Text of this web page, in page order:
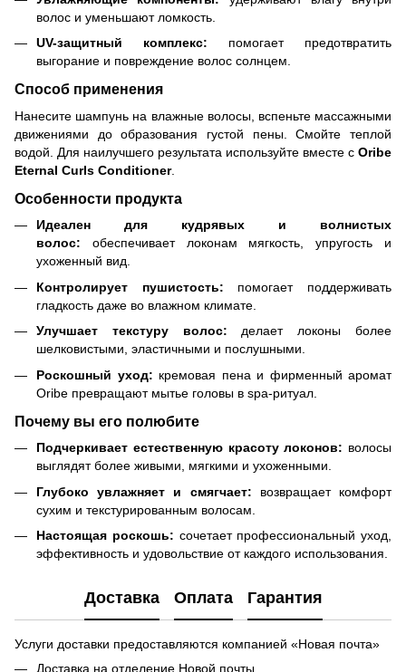
волос и уменьшают ломкость.
UV-защитный комплекс: помогает предотвратить
выгорание и повреждение волос солнцем.
Способ применения
Нанесите шампунь на влажные волосы, вспеньте массажными
движениями до образования густой пены. Смойте теплой
водой. Для наилучшего результата используйте вместе с Oribe
Eternal Curls Conditioner.
Особенности продукта
Идеален для кудрявых и волнистых
волос: обеспечивает локонам мягкость, упругость и
ухоженный вид.
Контролирует пушистость: помогает поддерживать
гладкость даже во влажном климате.
Улучшает текстуру волос: делает локоны более
шелковистыми, эластичными и послушными.
Роскошный уход: кремовая пена и фирменный аромат
Oribe превращают мытье головы в spa-ритуал.
Почему вы его полюбите
Подчеркивает естественную красоту локонов: волосы
выглядят более живыми, мягкими и ухоженными.
Глубоко увлажняет и смягчает: возвращает комфорт
сухим и текстурированным волосам.
Настоящая роскошь: сочетает профессиональный уход,
эффективность и удовольствие от каждого использования.
Доставка Оплата Гарантия
Услуги доставки предоставляются компанией «Новая почта»
Доставка на отделение Новой почты